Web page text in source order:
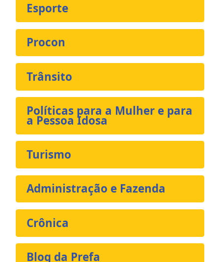
Esporte
Procon
Trânsito
Políticas para a Mulher e para
a Pessoa Idosa
Turismo
Administração e Fazenda
Crônica
Blog da Prefa